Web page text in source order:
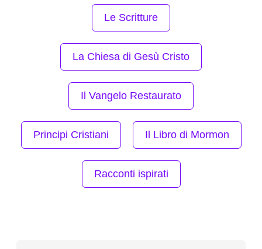
Le Scritture
La Chiesa di Gesù Cristo
Il Vangelo Restaurato
Principi Cristiani Il Libro di Mormon
Racconti ispirati